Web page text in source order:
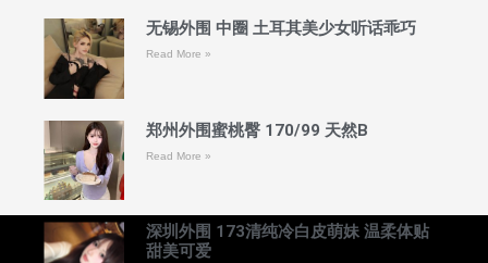
无锡外围 中圈 土耳其美少女听话乖巧
Read More »
郑州外围蜜桃臀 170/99 天然B
Read More »
深圳外围 173清纯冷白皮萌妹 温柔体贴
甜美可爱